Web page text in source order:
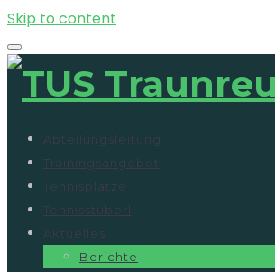
Skip to content
Abteilungsleitung
Trainingsangebot
Tennisplätze
Tennisstüberl
Aktuelles
Berichte